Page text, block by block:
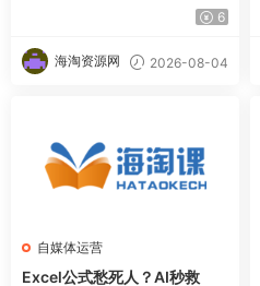
6
海淘资源网 2026-08-04
自媒体运营
Excel公式愁死人？AI秒救